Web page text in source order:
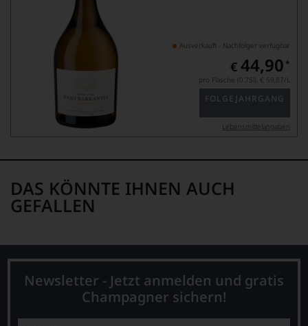
Ausverkauft - Nachfolger verfügbar
€ 44,90 *
pro Flasche (0.75l), € 59,87/L
FOLGEJAHRGANG
Lebensmittel­angaben
DAS KÖNNTE IHNEN AUCH
GEFALLEN
Newsletter - Jetzt anmelden und gratis
Champagner sichern!